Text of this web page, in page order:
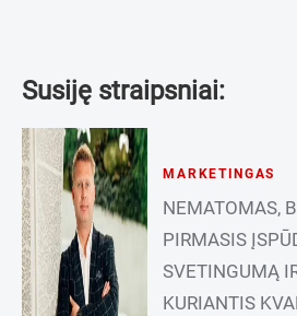
Susiję straipsniai:
MARKETINGAS
NEMATOMAS,
PIRMASIS
SVETINGUMĄ
KURIANTIS